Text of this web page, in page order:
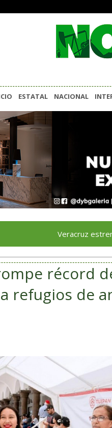
ESTATAL NACIONAL
Veracruz estrenará en
récord
refugios de